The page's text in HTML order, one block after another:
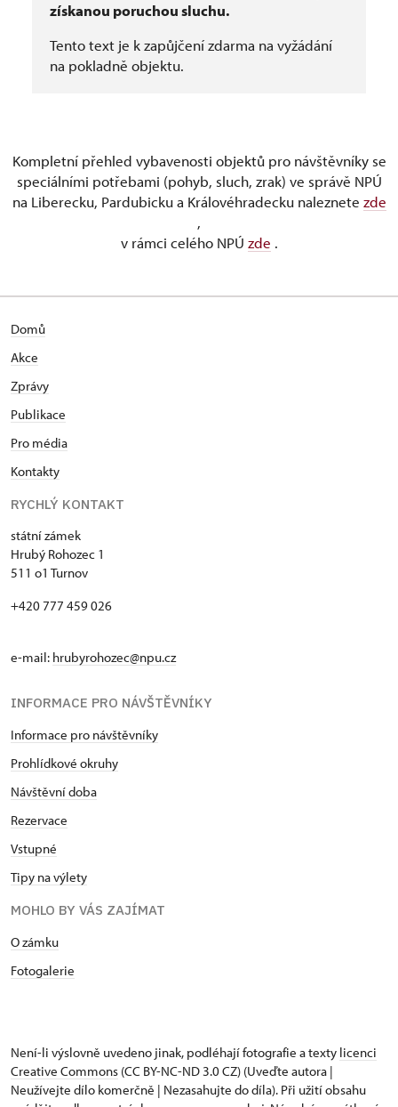
získanou poruchou sluchu.
Tento text je k zapůjčení zdarma na vyžádání
na pokladně objektu.
Kompletní přehled vybavenosti objektů pro návštěvníky se
speciálními potřebami (pohyb, sluch, zrak) ve správě NPÚ
na Liberecku, Pardubicku a Královéhradecku naleznete zde
,
v rámci celého NPÚ zde .
Domů
Akce
Zprávy
Publikace
Pro média
Kontakty
RYCHLÝ KONTAKT
státní zámek
Hrubý Rohozec 1
511 o1 Turnov
+420 777 459 026
e-mail: hrubyrohozec@npu.cz
INFORMACE PRO NÁVŠTĚVNÍKY
Informace pro návštěvníky
Prohlídkové okruhy
Návštěvní doba
Rezervace
Vstupné
Tipy na výlety
MOHLO BY VÁS ZAJÍMAT
O zámku
Fotogalerie
Není-li výslovně uvedeno jinak, podléhají fotografie a texty licenci
Creative Commons (CC BY-NC-ND 3.0 CZ) (Uveďte autora |
Neužívejte dílo komerčně | Nezasahujte do díla). Při užití obsahu